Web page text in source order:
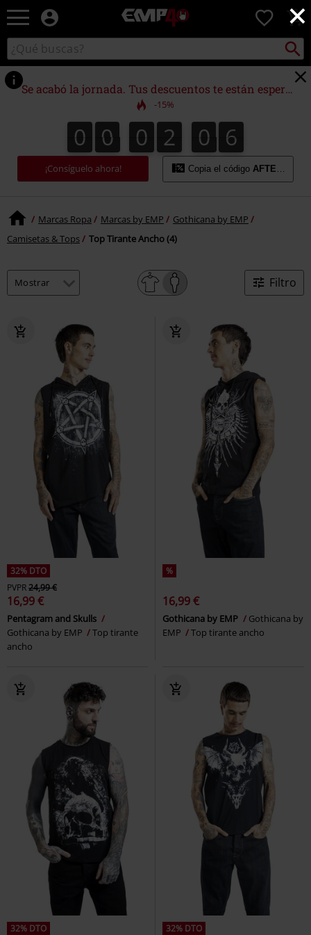
×
EMP
Música,
TV
&
Gaming
Merch
-
Ropa
Alternativa
0
Buscar
en
el
catálogo
Buscar
Se acabó la jornada. Tus descuentos te están esperando.
-15%
0
0 0
0 0
0 2
2 0
1
0 5
6
5
7
6
¡Consíguelo ahora! Copia el código AFTERWORK
Marcas Ropa Marcas by EMP
Gothicana by EMP
Camisetas & Tops
Top Tirante Ancho (4)
Filtro
32% DTO
PVPR24,99 €
16,99 €
Pentagram and Skulls
Gothicana by EMP
Top tirante
ancho
%
16,99 €
Gothicana by EMP
Gothicana by
EMP
Top tirante ancho
32% DTO
32% DTO